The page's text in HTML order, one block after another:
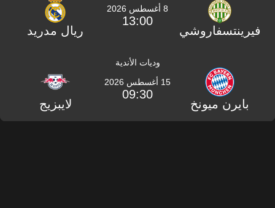
فيرينتسفاروشي
8 أغسطس 2026
13:00
ريال مدريد
وديات الأندية
بايرن ميونخ
15 أغسطس 2026
09:30
لايبزيج